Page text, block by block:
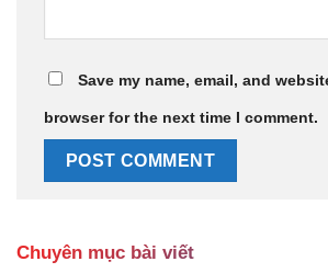
Save my name, email, and
browser for the next time I comment.
Chuyên mục bài viết